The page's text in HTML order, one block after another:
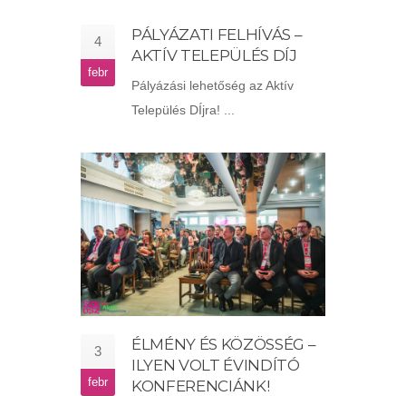
4
febr
PÁLYÁZATI FELHÍVÁS –
AKTÍV TELEPÜLÉS DÍJ
Pályázási lehetőség az Aktív
Település DÍjra! ...
3
febr
ÉLMÉNY ÉS KÖZÖSSÉG –
ILYEN VOLT ÉVINDÍTÓ
KONFERENCIÁNK!